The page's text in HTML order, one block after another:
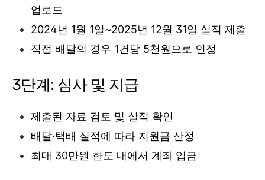
업로드
2024년 1월 1일~2025년 12월 31일 실적 제출
직접 배달의 경우 1건당 5천원으로 인정
3단계: 심사 및 지급
제출된 자료 검토 및 실적 확인
배달·택배 실적에 따라 지원금 산정
최대 30만원 한도 내에서 계좌 입금